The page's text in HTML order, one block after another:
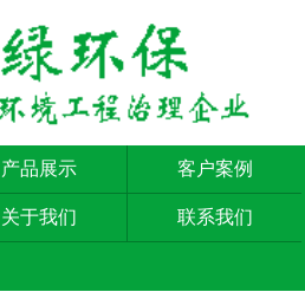
产品展示 客户案例
关于我们 联系我们